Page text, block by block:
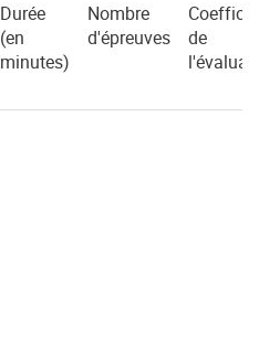
Durée
(en
minutes)
Nombre
d'épreuves
de